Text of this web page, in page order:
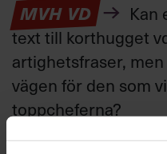
MVH VD
Kan
text till korthugget
artighetsfraser,
vägen för den som
toppcheferna?